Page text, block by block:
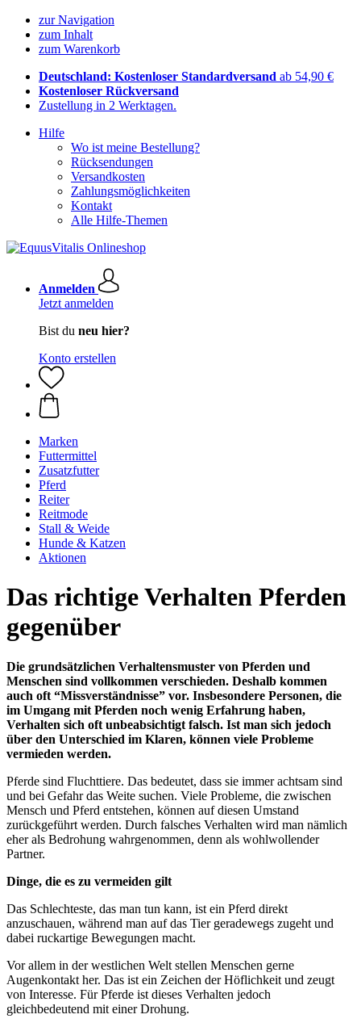
zur Navigation
zum Inhalt
zum Warenkorb
Deutschland: Kostenloser Standardversand ab 54,90 €
Kostenloser Rückversand
Zustellung in 2 Werktagen.
Hilfe
Wo ist meine Bestellung?
Rücksendungen
Versandkosten
Zahlungsmöglichkeiten
Kontakt
Alle Hilfe-Themen
Anmelden
Jetzt anmelden
Bist du neu hier?
Konto erstellen
Marken
Futtermittel
Zusatzfutter
Pferd
Reiter
Reitmode
Stall & Weide
Hunde & Katzen
Aktionen
Das richtige Verhalten Pferden
gegenüber
Die grundsätzlichen Verhaltensmuster von Pferden und
Menschen sind vollkommen verschieden. Deshalb kommen
auch oft “Missverständnisse” vor. Insbesondere Personen, die
im Umgang mit Pferden noch wenig Erfahrung haben,
Verhalten sich oft unbeabsichtigt falsch. Ist man sich jedoch
über den Unterschied im Klaren, können viele Probleme
vermieden werden.
Pferde sind Fluchttiere. Das bedeutet, dass sie immer achtsam sind
und bei Gefahr das Weite suchen. Viele Probleme, die zwischen
Mensch und Pferd entstehen, können auf diesen Umstand
zurückgeführt werden. Durch falsches Verhalten wird man nämlich
eher als Bedrohung wahrgenommen, denn als wohlwollender
Partner.
Dinge, die es zu vermeiden gilt
Das Schlechteste, das man tun kann, ist ein Pferd direkt
anzuschauen, während man auf das Tier geradewegs zugeht und
dabei ruckartige Bewegungen macht.
Vor allem in der westlichen Welt stellen Menschen gerne
Augenkontakt her. Das ist ein Zeichen der Höflichkeit und zeugt
von Interesse. Für Pferde ist dieses Verhalten jedoch
gleichbedeutend mit einer Drohung.